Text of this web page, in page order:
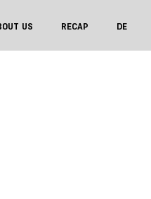
US RECAP DE